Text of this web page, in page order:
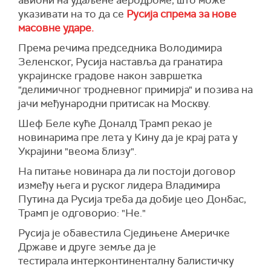
Русији у том периоду и даље су на снази, а
нова администрација у Вашингтону је, како је
додао, покренула и додатне мере усмерене на
руску економију.
(Reuters)
између Русије и Украјине", рекао је амерички
лидер коментаришући могућности посете
Русији до краја ове године.
Он је напоменуо да је "већ решио осам
сукоба".
"Мислим да је крај сукоба у Украјини веома
близу", рекао је амерички лидер.
Трамп је такође негирао да је постигао
договор са руским председником Владимиром
Путином да Донбас треба да буде у
потпуности део Русије.
Повлачење трупа из Донбаса један је од
најважнијих услова Москве за смислено
мировно решење са Кијевом, пише
Крајем априла, портпарол руског председника
Дмитриј Песков изјавио је да Москва сматра
да је "територијални интегритет региона
указивати на то да се Русија спрема за нове
масовне ударе.
Према речима председника Володимира
Зеленског, Русија наставља да гранатира
украјинске градове након завршетка
"делимичног тродневног примирја" и позива на
јачи међународни притисак на Москву.
Шеф Беле куће Доналд Трамп рекао је
новинарима пре лета у Кину да је крај рата у
Украјини "веома близу".
На питање новинара да ли постоји договор
између њега и руског лидера Владимира
Путина да Русија треба да добије цео Донбас,
Трамп је одговорио: "Не."
Русија је обавестила Сједињене Америчке
Државе и друге земље да је
тестирала интерконтиненталну балистичку